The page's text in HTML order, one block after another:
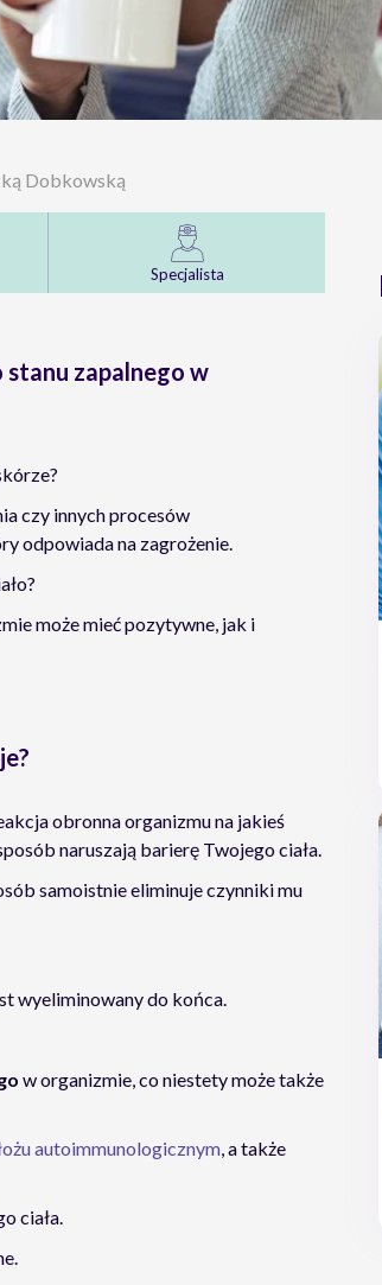
Dobkowską
Specjalista
stanu zapalnego w
czy innych procesów
odpowiada na zagrożenie.
może mieć pozytywne, jak i
obronna organizmu na jakieś
naruszają barierę Twojego ciała.
samoistnie eliminuje czynniki mu
wyeliminowany do końca.
w organizmie, co niestety może także
autoimmunologicznym, a także
ciała.